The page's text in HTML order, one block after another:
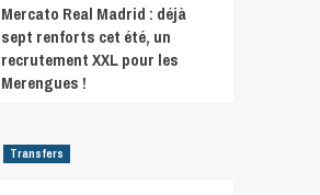
Mercato Real Madrid : déjà
sept renforts cet été, un
recrutement XXL pour les
Merengues !
Transfers